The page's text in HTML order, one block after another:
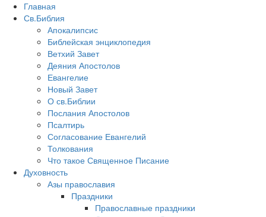
Главная
Св.Библия
Апокалипсис
Библейская энциклопедия
Ветхий Завет
Деяния Апостолов
Евангелие
Новый Завет
О св.Библии
Послания Апостолов
Псалтирь
Согласование Евангелий
Толкования
Что такое Священное Писание
Духовность
Азы православия
Праздники
Православные праздники